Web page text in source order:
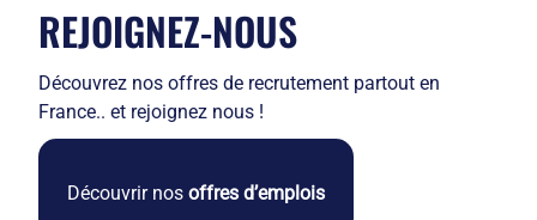
REJOIGNEZ-NOUS
Découvrez nos offres de recrutement partout en
France.. et rejoignez nous !
Découvrir nos offres d’emplois